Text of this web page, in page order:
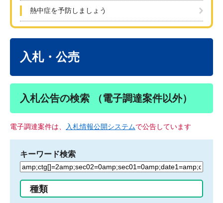
熱中症を予防しましょう
入札・公売
入札公告の検索 （電子調達案件以外）
電子調達案件は、 入札情報公開システムで公告しています
キーワード検索
検
る
種類